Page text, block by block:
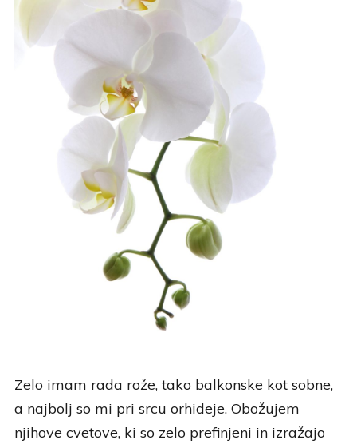
Zelo imam rada rože, tako balkonske kot sobne,
a najbolj so mi pri srcu orhideje. Obožujem
njihove cvetove, ki so zelo prefinjeni in izražajo